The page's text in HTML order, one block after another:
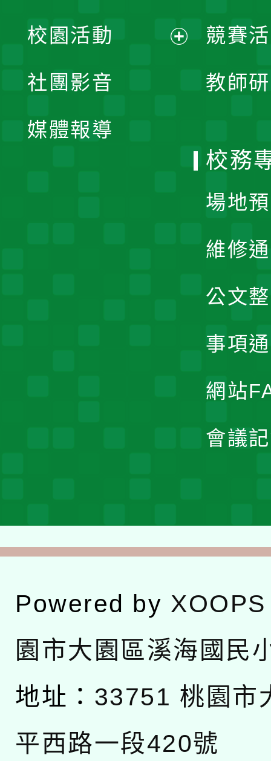
競賽
教師
開
校園活動
社團影音
媒體報導
校務
場地
維修
公文
事項
網站
會議
Powered by XOOPS
園市大園區溪海國民
地址： 33751 桃園市
平西路一段420號